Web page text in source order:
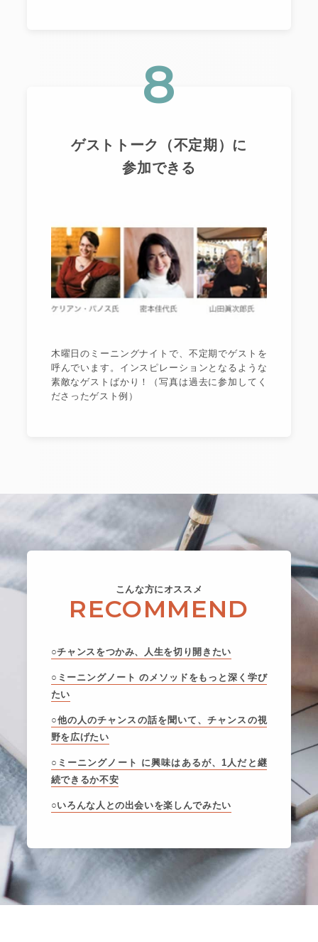
8
ゲストトーク（不定期）に
参加できる
木曜日のミーニングナイトで、不定期でゲストを
呼んでいます。インスピレーションとなるような
素敵なゲストばかり！（写真は過去に参加してく
ださったゲスト例）
こんな方にオススメ
RECOMMEND
○チャンスをつかみ、人生を切り開きたい
○ミーニングノート のメソッドをもっと深く学び
たい
○他の人のチャンスの話を聞いて、チャンスの視
野を広げたい
○ミーニングノート に興味はあるが、1人だと継
続できるか不安
○いろんな人との出会いを楽しんでみたい